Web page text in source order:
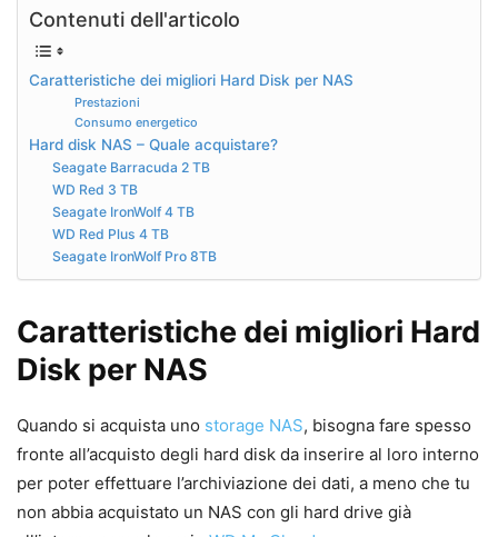
Contenuti dell'articolo
Caratteristiche dei migliori Hard Disk per NAS
Prestazioni
Consumo energetico
Hard disk NAS – Quale acquistare?
Seagate Barracuda 2 TB
WD Red 3 TB
Seagate IronWolf 4 TB
WD Red Plus 4 TB
Seagate IronWolf Pro 8TB
Caratteristiche dei migliori Hard
Disk per NAS
Quando si acquista uno storage NAS, bisogna fare spesso
fronte all’acquisto degli hard disk da inserire al loro interno
per poter effettuare l’archiviazione dei dati, a meno che tu
non abbia acquistato un NAS con gli hard drive già